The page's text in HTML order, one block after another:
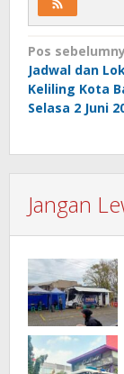
pos
Pos
Jadwal dan
Keliling Kota
Selasa 2 Juni
Jangan